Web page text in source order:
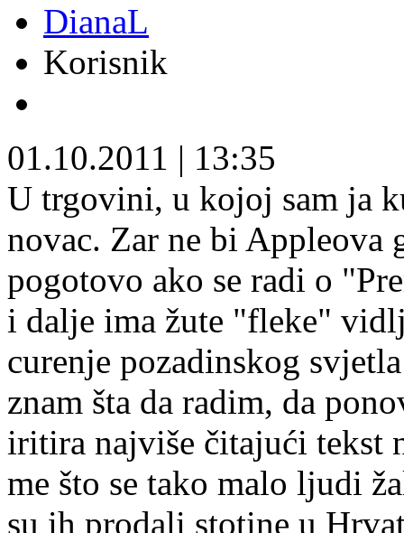
DianaL
Korisnik
01.10.2011 | 13:35
U trgovini, u kojoj sam ja
novac. Zar ne bi Appleova
pogotovo ako se radi o
i dalje ima žute "fleke"
curenje pozadinskog
znam šta da radim, da
iritira najviše čitajući tekst
me što se tako malo ljudi
su ih prodali stotine u